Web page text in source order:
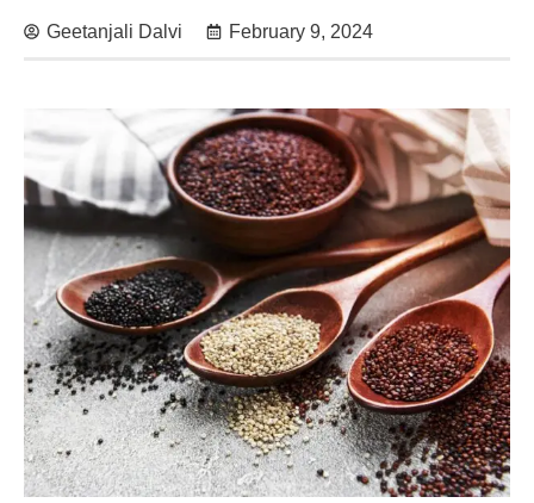
Geetanjali Dalvi February 9, 2024